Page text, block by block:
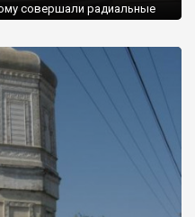
совершали радиальные